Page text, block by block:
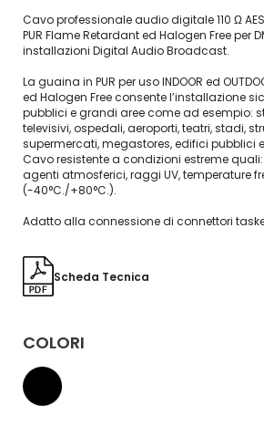
Cavo professionale audio digitale 110 Ω
PUR Flame Retardant ed Halogen Free per
installazioni Digital Audio Broadcast.
La guaina in PUR per uso INDOOR ed
ed Halogen Free consente l’installazione
pubblici e grandi aree come ad esempio:
televisivi, ospedali, aeroporti, teatri, stadi,
supermercati, megastores, edifici pubblici
Cavo resistente a condizioni estreme
agenti atmosferici, raggi UV, temperature
(-40°C./+80°C.).
Adatto alla connessione di connettori
Scheda Tecnica
COLORI